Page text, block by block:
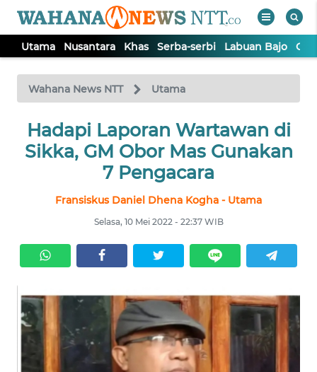
Utama Nusantara Khas Serba-serbi Labuan Bajo
Wahana News NTT Utama
Hadapi Laporan Wartawan di
Sikka, GM Obor Mas Gunakan
7 Pengacara
Fransiskus Daniel Dhena Kogha - Utama
Selasa, 10 Mei 2022 - 22:37 WIB
TV
Tutup
UTAMA
SERBA-
SERBI
LABUAN
BAJO
OPINI